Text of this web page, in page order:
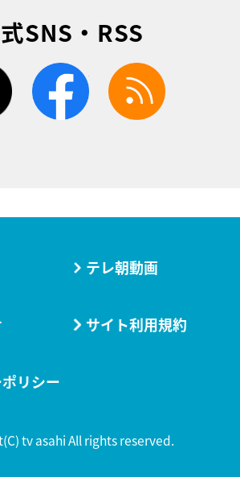
SNS・RSS
twitter facebook
テレ朝動画
サイト利用規約
リシー
tv asahi All rights reserved.